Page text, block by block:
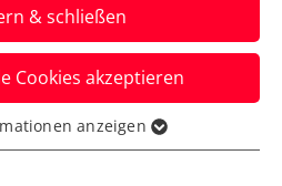
Ohneberg richtet
an die aktuellen
& schließen
Cookies akzeptieren
für grundlegende
anzeigen